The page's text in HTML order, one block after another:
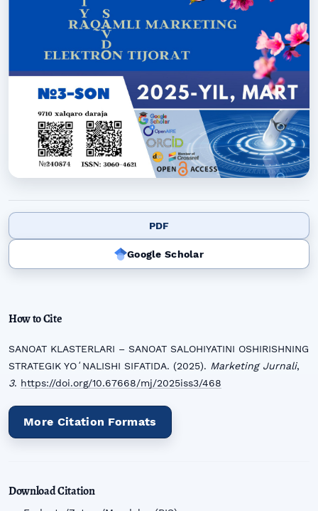
PDF
Google Scholar
How to Cite
SANOAT KLASTERLARI – SANOAT SALOHIYATINI OSHIRISHNING
STRATEGIK YOʻNALISHI SIFATIDA. (2025). Marketing Jurnali,
3. https://doi.org/10.67668/mj/2025iss3/468
More Citation Formats
Download Citation